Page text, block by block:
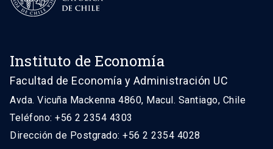
Instituto de Economía
Facultad de Economía y Administración UC
Avda. Vicuña Mackenna 4860, Macul. Santiago, Chile
Teléfono: +56 2 2354 4303
Dirección de Postgrado: +56 2 2354 4028